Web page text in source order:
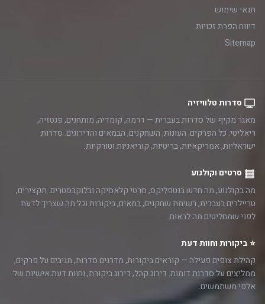
תנאי שימוש
דיווח הפרת זכויות
Sitemap
סדרות טלוויזיה
מאגר מקיף של סדרות בעברית — דרמה, קומדיה, מותחנים, פנטזיה,
ריאליטי. כל הפרקים, העונות, השחקנים, הבמאים והדירוגים. סדרות
ישראליות, אמריקאיות, בריטיות, קוריאניות וטורקיות.
סרטים וקולנוע
מה בקולנוע, מה חדש בנטפליקס, סרטי קלאסיקה ובלוקבסטרים. תקצירים,
טריילרים בעברית, רשימת שחקנים, במאים, ביקורות וכל מה שצריך לדעת
לפני שמחליטים מה לראות.
⭐ ביקורות וחוות דעת
קהילת צופים פעילה — קוראים ביקורות, מדרגים סדרות, מגיבים על פרקים,
ממליצים על סדרות דומות. דירוג קהל, דירוג ביקורת, וחוות דעת אישיות של
אלפי משתמשים.